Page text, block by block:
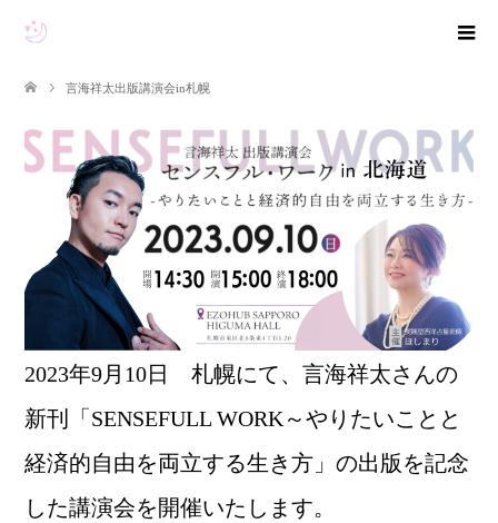
言海祥太出版講演会in札幌
2023年9月10日 札幌にて、言海祥太さんの
新刊「SENSEFULL WORK～やりたいことと
経済的自由を両立する生き方」の出版を記念
した講演会を開催いたします。